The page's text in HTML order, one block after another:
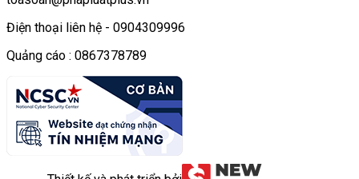
Điện thoại liên hệ - 0904309996
Quảng cáo : 0867378789